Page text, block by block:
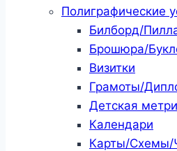
Полиграфические
Билборд/
Брошюра/
Визитки
Грамоты/
Детская
Календари
Карты/Схемы/